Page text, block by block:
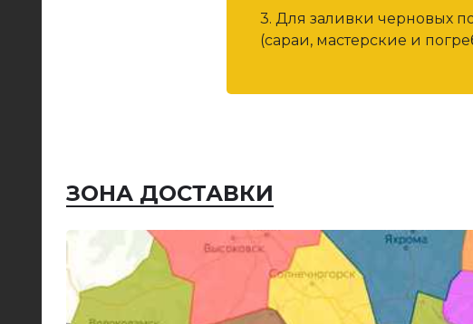
3. Для заливки черновых
(сараи, мастерские и
ЗОНА ДОСТАВКИ